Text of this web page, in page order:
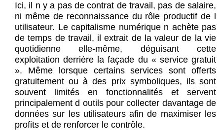
Ici, il n y a pas de contrat de travail, pas de salaire,
ni même de reconnaissance du rôle productif de l
utilisateur. Le capitalisme numérique n achète pas
de temps de travail, il extrait de la valeur de la vie
quotidienne elle-même, déguisant cette
exploitation derrière la façade du « service gratuit
». Même lorsque certains services sont offerts
gratuitement ou à des prix symboliques, ils sont
souvent limités en fonctionnalités et servent
principalement d outils pour collecter davantage de
données sur les utilisateurs afin de maximiser les
profits et de renforcer le contrôle.